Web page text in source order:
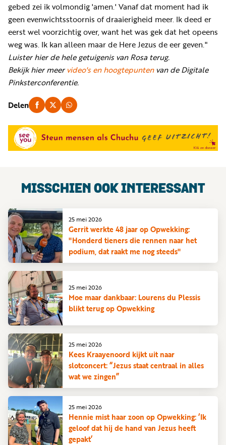
gebed zei ik volmondig 'amen.' Vanaf dat moment had ik
geen evenwichtsstoornis of draaierigheid meer. Ik deed er
eerst wel voorzichtig over, want het was gek dat het opeens
weg was. Ik kan alleen maar de Here Jezus de eer geven."
Luister hier de hele getuigenis van Rosa terug.
Bekijk hier meervideo's en hoogtepuntenvan de Digitale
Pinksterconferentie.
Delen
MISSCHIEN OOK INTERESSANT
Gerrit werkte 48 jaar op Opwekking:
"Honderd tieners die rennen naar het
podium, dat raakt me nog steeds"
25 mei 2026
Moe maar dankbaar: Lourens du Plessis
blikt terug op Opwekking
25 mei 2026
Kees Kraayenoord kijkt uit naar
slotconcert: “Jezus staat centraal in alles
wat we zingen”
25 mei 2026
Hennie mist haar zoon op Opwekking: ‘Ik
geloof dat hij de hand van Jezus heeft
gepakt’
25 mei 2026